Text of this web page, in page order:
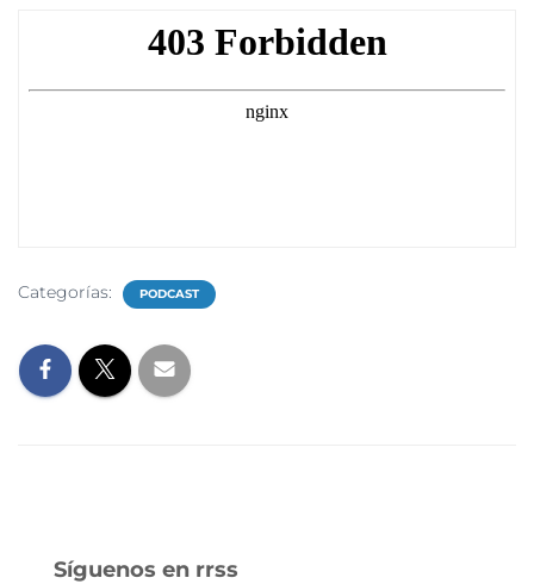
Categorías: PODCAST
Síguenos en rrss